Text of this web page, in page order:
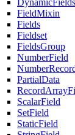
FieldMixin
Fields
Fieldset
FieldsGroup
NumberField
PartialData
ScalarField
SetField
StaticField